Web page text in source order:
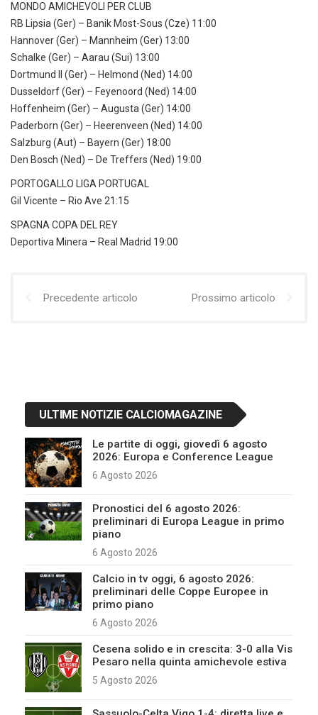
MONDO AMICHEVOLI PER CLUB
RB Lipsia (Ger) – Banik Most-Sous (Cze) 11:00
Hannover (Ger) – Mannheim (Ger) 13:00
Schalke (Ger) – Aarau (Sui) 13:00
Dortmund II (Ger) – Helmond (Ned) 14:00
Dusseldorf (Ger) – Feyenoord (Ned) 14:00
Hoffenheim (Ger) – Augusta (Ger) 14:00
Paderborn (Ger) – Heerenveen (Ned) 14:00
Salzburg (Aut) – Bayern (Ger) 18:00
Den Bosch (Ned) – De Treffers (Ned) 19:00
PORTOGALLO LIGA PORTUGAL
Gil Vicente – Rio Ave 21:15
SPAGNA COPA DEL REY
Deportiva Minera – Real Madrid 19:00
Precedente articolo Prossimo articolo
ULTIME NOTIZIE CALCIOMAGAZINE
Le partite di oggi, giovedì 6 agosto
2026: Europa e Conference League
6 Agosto 2026
Pronostici del 6 agosto 2026:
preliminari di Europa League in primo
piano
6 Agosto 2026
Calcio in tv oggi, 6 agosto 2026:
preliminari delle Coppe Europee in
primo piano
6 Agosto 2026
Cesena solido e in crescita: 3-0 alla Vis
Pesaro nella quinta amichevole estiva
5 Agosto 2026